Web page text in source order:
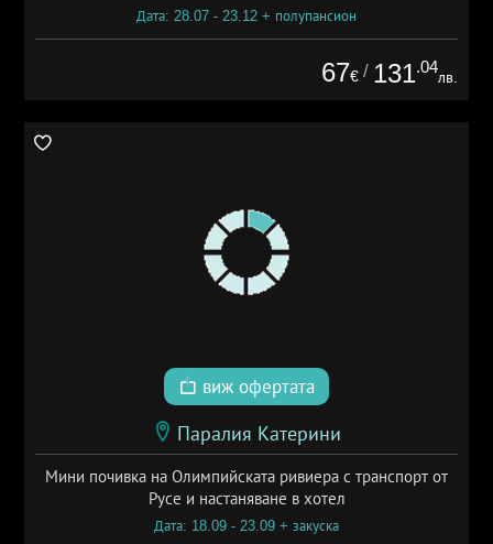
Дата: 28.07 - 23.12 + полупансион
67€ / 131.04
лв.
виж офертата
Паралия Катерини
Мини почивка на Олимпийската ривиера с транспорт от
Русе и настаняване в хотел
Дата: 18.09 - 23.09 + закуска